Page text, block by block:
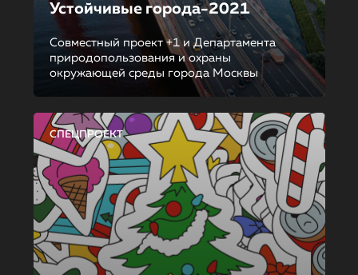
Устойчивые города-2021
Совместный проект +1 и Департамента
природопользования и охраны
окружающей среды города Москвы
СПЕЦПРОЕКТ